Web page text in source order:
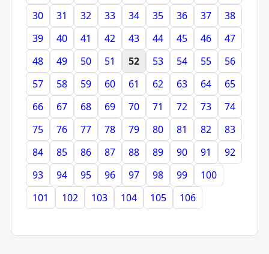
30
31 32 33 34 35 36 37
38
39
40 41 42 43 44 45 46
47
48
49 50 51 52 53 54 55
56
57
58 59 60 61 62 63 64
65
66
67 68 69 70 71 72 73
74
75
76 77 78 79 80 81 82
83
84
85 86 87 88 89 90 91
92
93
94 95 96 97 98 99
100
101
102 103 104 105 106